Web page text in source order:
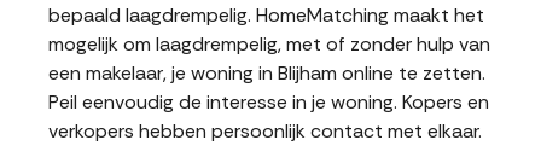
bepaald laagdrempelig. HomeMatching maakt het
mogelijk om laagdrempelig, met of zonder hulp van
een makelaar, je woning in Blijham online te zetten.
Peil eenvoudig de interesse in je woning. Kopers en
verkopers hebben persoonlijk contact met elkaar.